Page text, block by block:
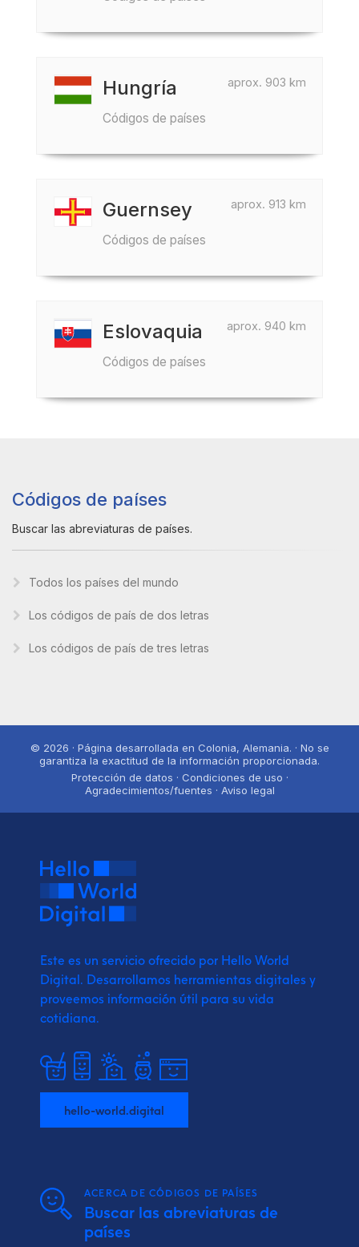
aprox. 903 km
Hungría
Códigos de países
aprox. 913 km
Guernsey
Códigos de países
aprox. 940 km
Eslovaquia
Códigos de países
Códigos de países
Buscar las abreviaturas de países.
Todos los países del mundo
Los códigos de país de dos letras
Los códigos de país de tres letras
© 2026 · Página desarrollada en Colonia, Alemania. · No se
garantiza la exactitud de la información proporcionada.
Protección de datos · Condiciones de uso ·
Agradecimientos/fuentes · Aviso legal
Este es un servicio ofrecido por Hello World
Digital. Desarrollamos herramientas digitales y
proveemos información útil para su vida
cotidiana.
hello-world.digital
ACERCA DE CÓDIGOS DE PAÍSES
Buscar las abreviaturas de
países